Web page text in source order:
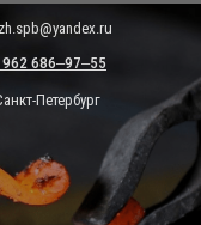
Петербург
962 686‒97‒55